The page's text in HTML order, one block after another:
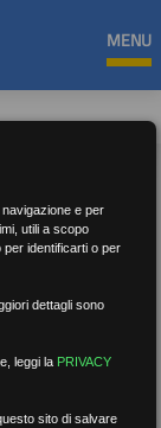
MENU
e per
utili a scopo
identificarti o per
dettagli sono
leggi la PRIVACY
sito di salvare